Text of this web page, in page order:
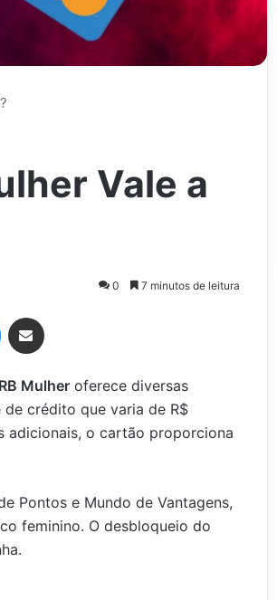
Vale a
0 7 minutos de leitura
Messenger
Mulheroferece diversas
de crédito que varia de R$
adicionais, o cartão proporciona
Pontos e Mundo de Vantagens,
feminino. O desbloqueio do